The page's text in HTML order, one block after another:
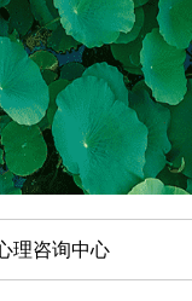
理咨询中心